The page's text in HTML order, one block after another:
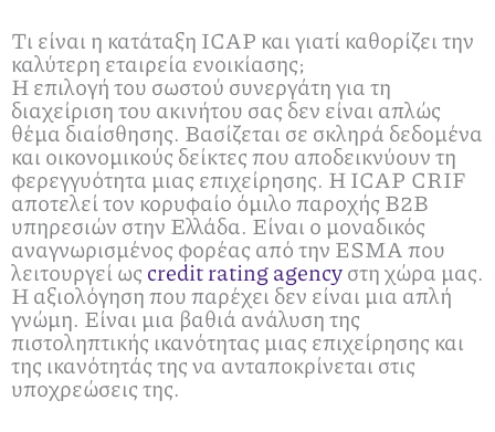
Τι είναι η κατάταξη ICAP και γιατί καθορίζει την
καλύτερη εταιρεία ενοικίασης;
Η επιλογή του σωστού συνεργάτη για τη
διαχείριση του ακινήτου σας δεν είναι απλώς
θέμα διαίσθησης. Βασίζεται σε σκληρά δεδομένα
και οικονομικούς δείκτες που αποδεικνύουν τη
φερεγγυότητα μιας επιχείρησης. Η ICAP CRIF
αποτελεί τον κορυφαίο όμιλο παροχής B2B
υπηρεσιών στην Ελλάδα. Είναι ο μοναδικός
αναγνωρισμένος φορέας από την ESMA που
λειτουργεί ως credit rating agencyστη χώρα μας.
Η αξιολόγηση που παρέχει δεν είναι μια απλή
γνώμη. Είναι μια βαθιά ανάλυση της
πιστοληπτικής ικανότητας μιας επιχείρησης και
της ικανότητάς της να ανταποκρίνεται στις
υποχρεώσεις της.